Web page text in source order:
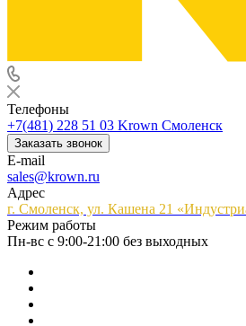
Телефоны
+7(481) 228 51 03 Krown Смоленск
Заказать звонок
E-mail
sales@krown.ru
Адрес
г. Смоленск, ул. Кашена 21
Режим работы
Пн-вс с 9:00-21:00 без выходных